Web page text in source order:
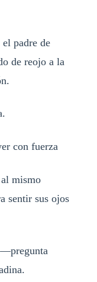
padre de
de reojo a la
con fuerza
mismo
sentir sus ojos